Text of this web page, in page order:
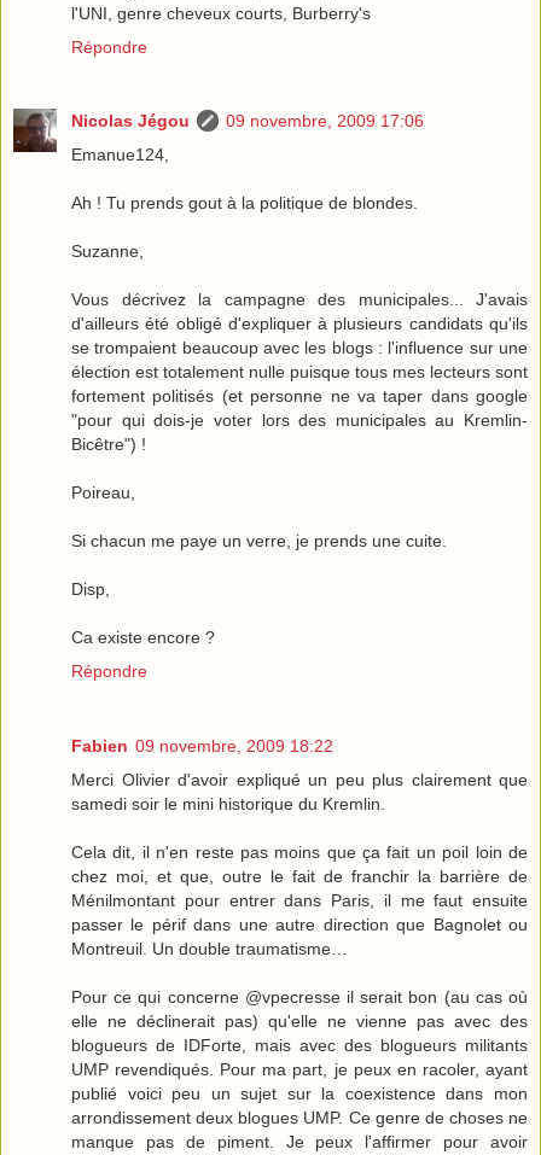
l'UNI, genre cheveux courts, Burberry's
Répondre
Nicolas Jégou
09 novembre, 2009 17:06
Emanue124,
Ah ! Tu prends gout à la politique de blondes.
Suzanne,
Vous décrivez la campagne des municipales... J'avais
d'ailleurs été obligé d'expliquer à plusieurs candidats qu'ils
se trompaient beaucoup avec les blogs : l'influence sur une
élection est totalement nulle puisque tous mes lecteurs sont
fortement politisés (et personne ne va taper dans google
"pour qui dois-je voter lors des municipales au Kremlin-
Bicêtre") !
Poireau,
Si chacun me paye un verre, je prends une cuite.
Disp,
Ca existe encore ?
Répondre
Fabien 09 novembre, 2009 18:22
Merci Olivier d'avoir expliqué un peu plus clairement que
samedi soir le mini historique du Kremlin.
Cela dit, il n'en reste pas moins que ça fait un poil loin de
chez moi, et que, outre le fait de franchir la barrière de
Ménilmontant pour entrer dans Paris, il me faut ensuite
passer le périf dans une autre direction que Bagnolet ou
Montreuil. Un double traumatisme…
Pour ce qui concerne @vpecresse il serait bon (au cas où
elle ne déclinerait pas) qu'elle ne vienne pas avec des
blogueurs de IDForte, mais avec des blogueurs militants
UMP revendiqués. Pour ma part, je peux en racoler, ayant
publié voici peu un sujet sur la coexistence dans mon
arrondissement deux blogues UMP. Ce genre de choses ne
manque pas de piment. Je peux l'affirmer pour avoir